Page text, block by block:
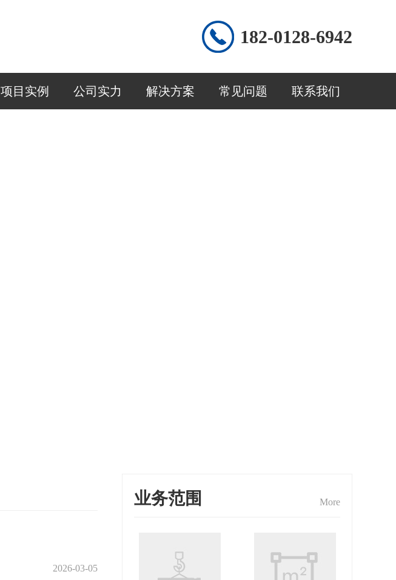
182-0128-6942
项目实例 公司实力 解决方案 常见问题 联系我们
2026-03-05
业务范围 More